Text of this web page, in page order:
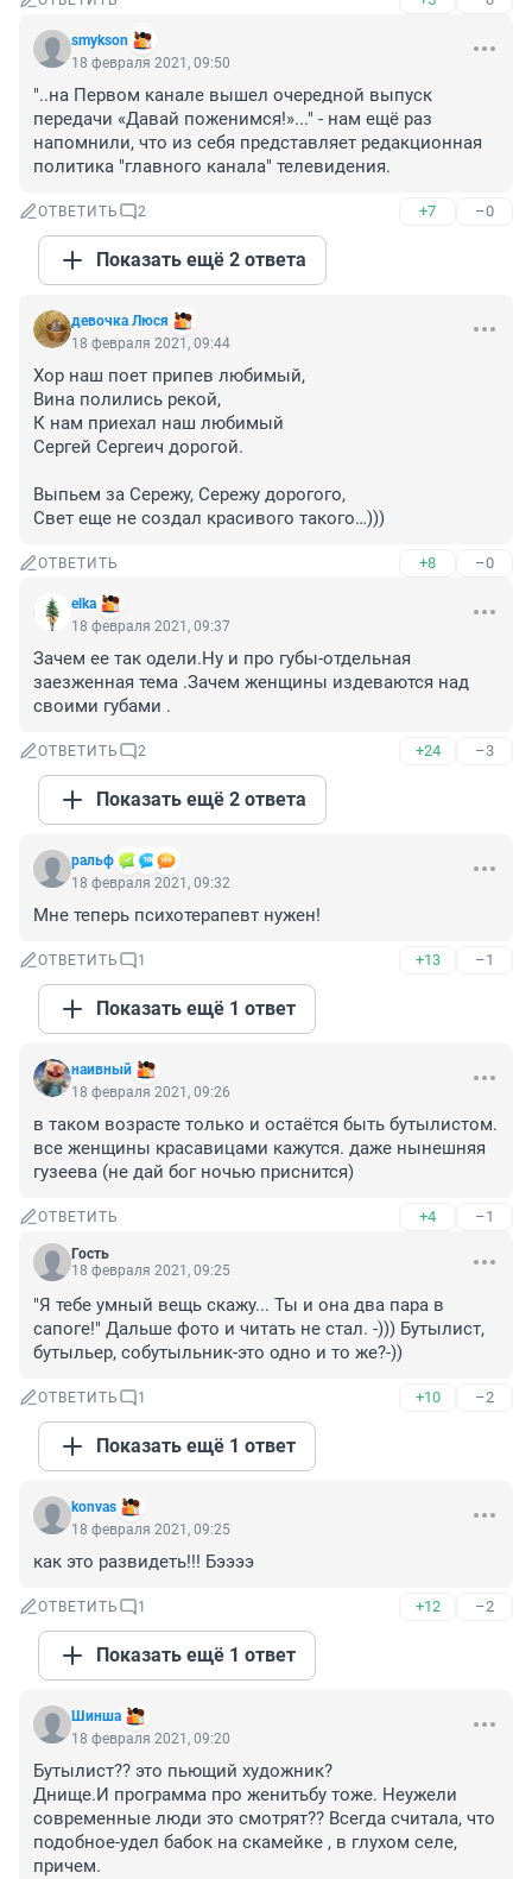
smykson
18 февраля 2021, 09:50
"..на Первом канале вышел очередной выпуск
передачи «Давай поженимся!»..." - нам ещё раз
напомнили, что из себя представляет редакционная
политика "главного канала" телевидения.
ОТВЕТИТЬ 2 +7 –0
Показать ещё 2 ответа
девочка Люся
18 февраля 2021, 09:44
Хор наш поет припев любимый,
Вина полились рекой,
К нам приехал наш любимый
Сергей Сергеич дорогой.
Выпьем за Сережу, Сережу дорогого,
Свет еще не создал красивого такого…)))
ОТВЕТИТЬ +8 –0
elka
18 февраля 2021, 09:37
Зачем ее так одели.Ну и про губы-отдельная
заезженная тема .Зачем женщины издеваются над
своими губами .
ОТВЕТИТЬ 2 +24 –3
Показать ещё 2 ответа
ральф
18 февраля 2021, 09:32
Мне теперь психотерапевт нужен!
ОТВЕТИТЬ 1 +13 –1
Показать ещё 1 ответ
наивный
18 февраля 2021, 09:26
в таком возрасте только и остаётся быть бутылистом.
все женщины красавицами кажутся. даже нынешняя
гузеева (не дай бог ночью приснится)
ОТВЕТИТЬ +4 –1
Гость
18 февраля 2021, 09:25
"Я тебе умный вещь скажу... Ты и она два пара в
сапоге!" Дальше фото и читать не стал. -))) Бутылист,
бутыльер, собутыльник-это одно и то же?-))
ОТВЕТИТЬ 1 +10 –2
Показать ещё 1 ответ
konvas
18 февраля 2021, 09:25
как это развидеть!!! Бээээ
ОТВЕТИТЬ 1 +12 –2
Показать ещё 1 ответ
Шинша
18 февраля 2021, 09:20
Бутылист?? это пьющий художник?
Днище.И программа про женитьбу тоже. Неужели
современные люди это смотрят?? Всегда считала, что
подобное-удел бабок на скамейке , в глухом селе,
причем.